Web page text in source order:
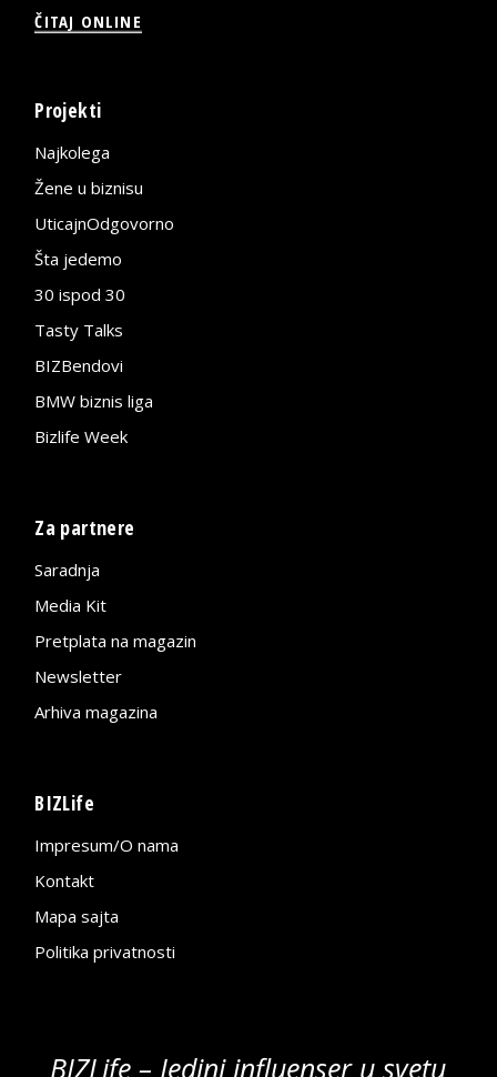
ČITAJ ONLINE
Projekti
Najkolega
Žene u biznisu
UticajnOdgovorno
Šta jedemo
30 ispod 30
Tasty Talks
BIZBendovi
BMW biznis liga
Bizlife Week
Za partnere
Saradnja
Media Kit
Pretplata na magazin
Newsletter
Arhiva magazina
BIZLife
Impresum/O nama
Kontakt
Mapa sajta
Politika privatnosti
BIZLife – Jedini influenser u svetu